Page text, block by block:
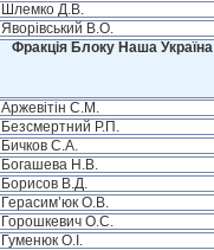
Шлемко Д.В.
Яворівський В.О.
Фракція Блоку Наша
Аржевітін С.М.
Безсмертний Р.П.
Бичков С.А.
Богашева Н.В.
Борисов В.Д.
Герасим’юк О.В.
Горошкевич О.С.
Гуменюк О.І.